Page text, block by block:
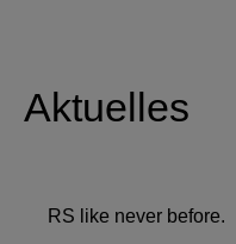
Aktuelles
RS like never before.